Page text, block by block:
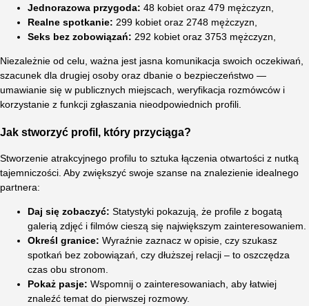
Jednorazowa przygoda: 48 kobiet oraz 479 mężczyzn,
Realne spotkanie: 299 kobiet oraz 2748 mężczyzn,
Seks bez zobowiązań: 292 kobiet oraz 3753 mężczyzn,
Niezależnie od celu, ważna jest jasna komunikacja swoich oczekiwań,
szacunek dla drugiej osoby oraz dbanie o bezpieczeństwo —
umawianie się w publicznych miejscach, weryfikacja rozmówców i
korzystanie z funkcji zgłaszania nieodpowiednich profili.
Jak stworzyć profil, który przyciąga?
Stworzenie atrakcyjnego profilu to sztuka łączenia otwartości z nutką
tajemniczości. Aby zwiększyć swoje szanse na znalezienie idealnego
partnera:
Daj się zobaczyć: Statystyki pokazują, że profile z bogatą
galerią zdjęć i filmów cieszą się największym zainteresowaniem.
Określ granice: Wyraźnie zaznacz w opisie, czy szukasz
spotkań bez zobowiązań, czy dłuższej relacji – to oszczędza
czas obu stronom.
Pokaż pasje: Wspomnij o zainteresowaniach, aby łatwiej
znaleźć temat do pierwszej rozmowy.